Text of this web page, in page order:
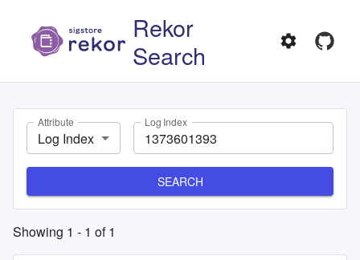
Rekor
Search
Attribute
Log Index
Log Index
SEARCH
Showing 1 - 1 of1